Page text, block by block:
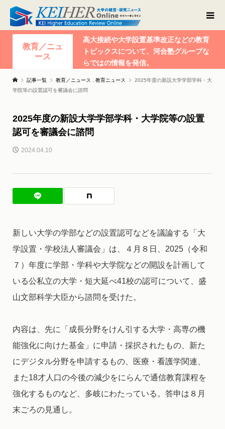
教育／ニュ
ース
高大接続や大学設置基準改正などの教育
トピックスについて、河合塾グループな
らではの情報を発信。
記事一覧 教育／ニュース 教育ニュース
2025年度の新設大学学部学科・大
学院等の設置認可を審議会に諮問
2025年度の新設大学学部学科・大学院等の設置
認可を審議会に諮問
2024.04.10
新しい大学の学部などの設置認可などを議論する「大
学設置・学校法人審議会」は、４月８日、2025（令和
７）年度に学部・学科や大学院などの開設を計画して
いる公私立の大学・短大延べ41校の認可について、盛
山文部科学大臣から諮問を受けた。
内容は、先に「成長分野をけん引する大学・高専の機
能強化に向けた基金」に申請・採択されたもの、新た
にデジタル分野を申請するもの、医療・看護学関連、
また18才人口の今後の減少をにらんで通信教育課程を
強化するものなど、多岐にわたっている。答申は８月
末ごろの見通し。